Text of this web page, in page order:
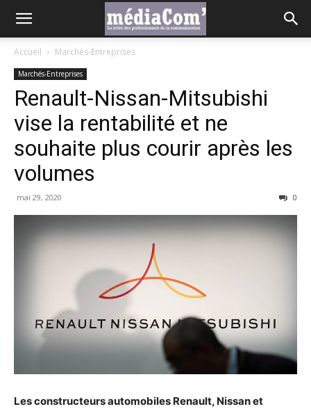
Accueil Marchés-Entreprises
Marchés-Entreprises
Renault-Nissan-Mitsubishi
vise la rentabilité et ne
souhaite plus courir après les
volumes
mai 29, 2020 0
Les constructeurs automobiles Renault, Nissan et